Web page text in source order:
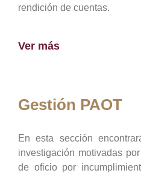
rendición de cuentas.
Ver más
Gestión PAOT
En esta sección
investigación motivadas
de oficio por